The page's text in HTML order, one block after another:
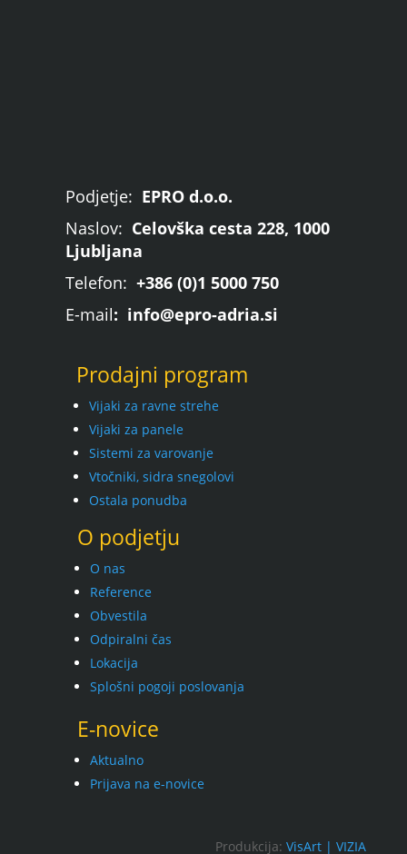
Podjetje: EPRO d.o.o.
Naslov: Celovška cesta 228, 1000
Ljubljana
Telefon: +386 (0)1 5000 750
E-mail: info@epro-adria.si
Prodajni program
Vijaki za ravne strehe
Vijaki za panele
Sistemi za varovanje
Vtočniki, sidra snegolovi
Ostala ponudba
O podjetju
O nas
Reference
Obvestila
Odpiralni čas
Lokacija
Splošni pogoji poslovanja
E-novice
Aktualno
Prijava na e-novice
Produkcija:VisArt | VIZIA